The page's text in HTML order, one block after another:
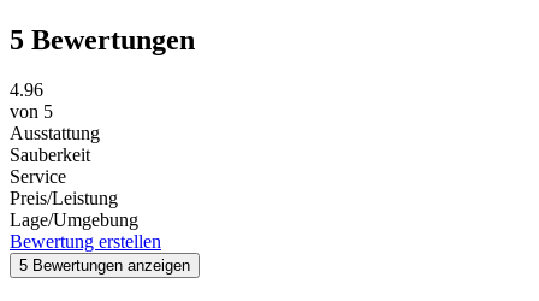
5 Bewertungen
4.96
von 5
Ausstattung
Sauberkeit
Service
Preis/Leistung
Lage/Umgebung
Bewertung erstellen
5 Bewertungen anzeigen